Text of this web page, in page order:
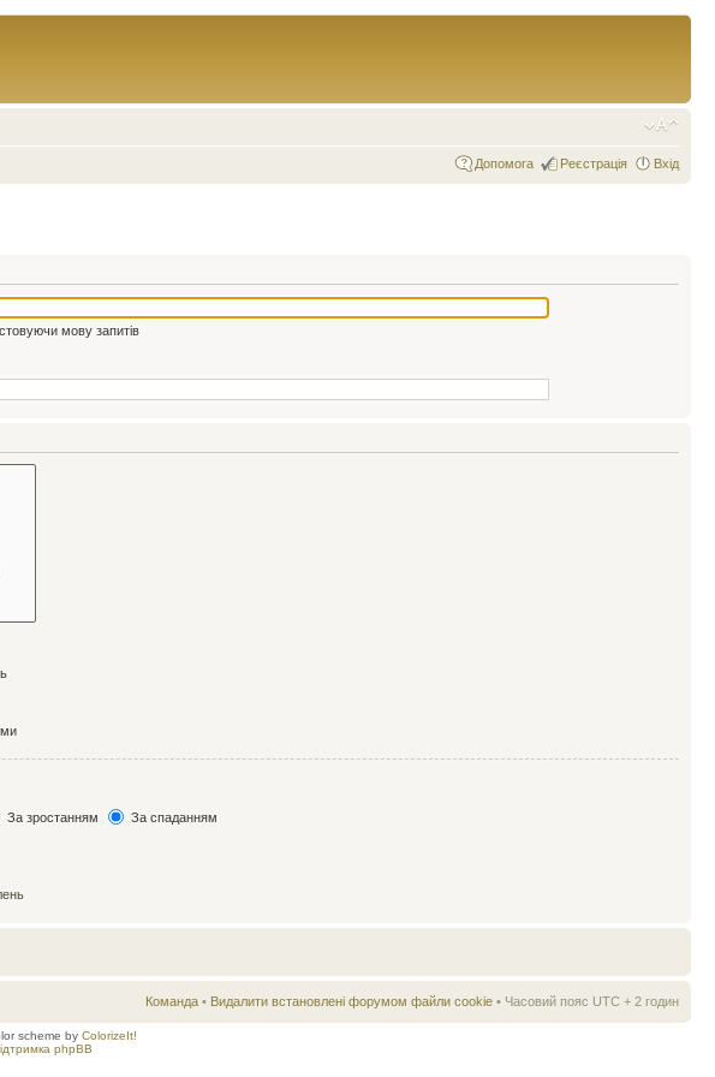
Допомога Реєстрація Вхід
мову запитів
За зростанням За спаданням
Команда • Видалити встановлені форумом файли cookie • Часовий пояс UTC + 2 годин
scheme by ColorizeIt!
phpBB